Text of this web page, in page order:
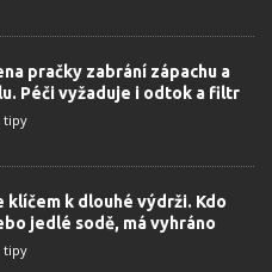
pračky zabrání zápachu a
Péči vyžaduje i odtok a filtr
tipy
klíčem k dlouhé výdrži. Kdo
jedlé sodě, má vyhráno
tipy